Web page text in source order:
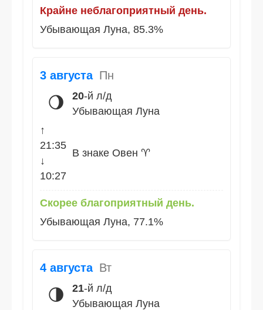
Крайне неблагоприятный день.
Убывающая Луна, 85.3%
3 августа Пн
🌖 20-й л/д
Убывающая Луна
↑
21:35
↓
10:27
В знаке Овен ♈
Скорее благоприятный день.
Убывающая Луна, 77.1%
4 августа Вт
🌗 21-й л/д
Убывающая Луна